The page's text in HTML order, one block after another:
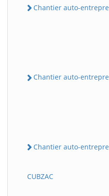
Chantier auto-
Chantier auto-
Chantier auto-
CUBZAC